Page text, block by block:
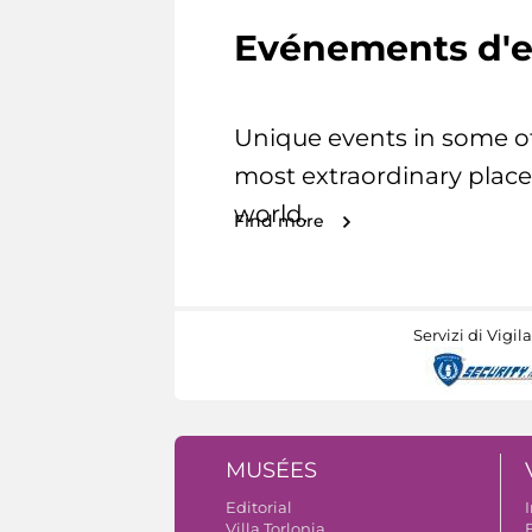
Evénements
Unique events in some
most extraordinary
world.
Find more
Servizi di
MUSÉES
Editorial
Villa Torlonia